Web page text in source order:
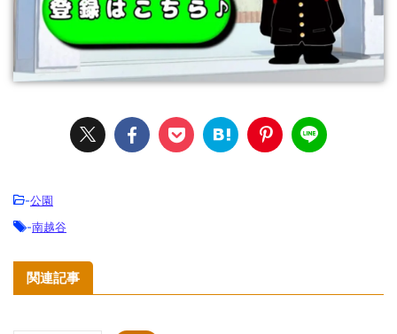
-公園
-南越谷
関連記事